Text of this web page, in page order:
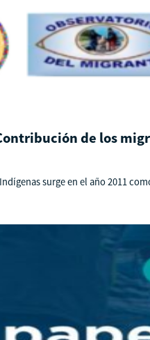
de los
surge en el año 2011